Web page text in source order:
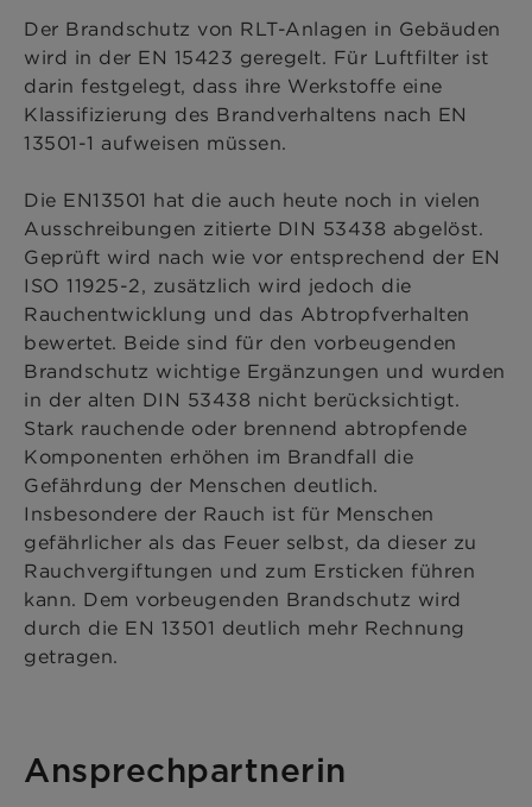
Der Brandschutz von RLT-Anlagen in Gebäuden
wird in der EN 15423 geregelt. Für Luftfilter ist
darin festgelegt, dass ihre Werkstoffe eine
Klassifizierung des Brandverhaltens nach EN
13501-1 aufweisen müssen.
Die EN13501 hat die auch heute noch in vielen
Ausschreibungen zitierte DIN 53438 abgelöst.
Geprüft wird nach wie vor entsprechend der EN
ISO 11925-2, zusätzlich wird jedoch die
Rauchentwicklung und das Abtropfverhalten
bewertet. Beide sind für den vorbeugenden
Brandschutz wichtige Ergänzungen und wurden
in der alten DIN 53438 nicht berücksichtigt.
Stark rauchende oder brennend abtropfende
Komponenten erhöhen im Brandfall die
Gefährdung der Menschen deutlich.
Insbesondere der Rauch ist für Menschen
gefährlicher als das Feuer selbst, da dieser zu
Rauchvergiftungen und zum Ersticken führen
kann. Dem vorbeugenden Brandschutz wird
durch die EN 13501 deutlich mehr Rechnung
getragen.
Ansprechpartnerin